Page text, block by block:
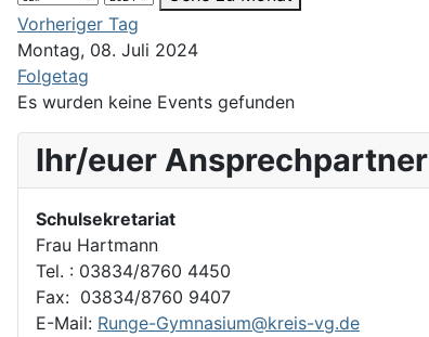
Vorheriger Tag
Montag, 08. Juli 2024
Folgetag
Es wurden keine Events gefunden
Ihr/euer Ansprechpartner
Schulsekretariat
Frau Hartmann
Tel. : 03834/8760 4450
Fax: 03834/8760 9407
E-Mail: Runge-Gymnasium@kreis-vg.de